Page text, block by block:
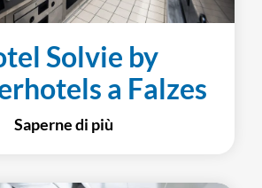
Solvie by
a Falzes
Saperne di più